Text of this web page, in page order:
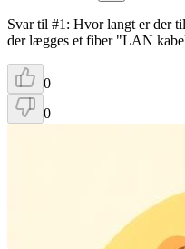
Svar til #1: Hvor langt er der
der lægges et fiber "LAN
0
0